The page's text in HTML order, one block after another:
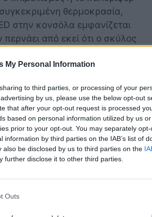
My Personal Information
to third parties, or processing of your
by us, please use the below opt-out
that after your opt-out request is processed
based on personal information utilized by us
prior to your opt-out. You may separately
by third parties on the IAB’s list of
be disclosed by us to third parties on the
further disclose it to other third parties.
Outs
θερμοκρασία,
στην κονσόλα εμφανίζεται
περνάει από εκεί ότι ο σκύλος
Τι είναι αυτές οι
μικρές «τρίχες» από
καουτσούκ στα
ελαστικά των
αυτοκινήτων;